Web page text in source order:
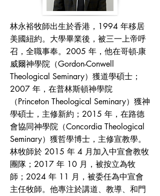
林永裕牧師出生於香港，1994 年移居
美國紐約。大學畢業後，被三一上帝呼
召，全職事奉。2005 年，他在哥頓-康
威爾神學院（Gordon-Conwell
Theological Seminary）獲道學碩士；
2007 年，在普林斯頓神學院
（Princeton Theological Seminary）獲神
學碩士，主修新約；2015 年，在路德
會協同神學院（Concordia Theological
Seminary）獲哲學博士，主修宣教學。
林牧師於 2015 年 4 月加入中宣會教牧
團隊；2017 年 10 月，被按立為牧
師；2024 年 11 月，被委任為中宣會
主任牧師。他專注於講道、教導、和門